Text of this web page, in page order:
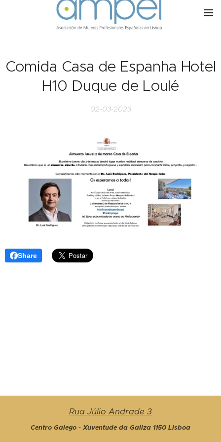
Comida Casa de Espanha Hotel
H10 Duque de Loulé
02-03-2023
Share
Rua Júlio Andrade 3
Centro Galego - Xuventude da Galiza 1150 Lisboa